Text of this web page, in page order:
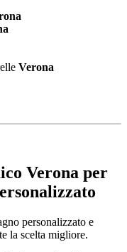
Verona
Verona per
personalizzato e
la scelta migliore.